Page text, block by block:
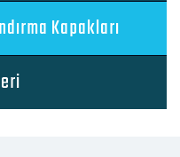
Kapakları